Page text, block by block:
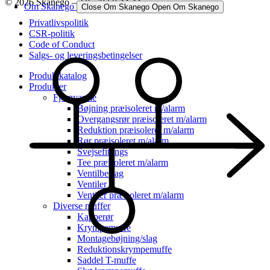
Om Skanego Close Om Skanego Open Om Skanego
Privatlivspolitik
CSR-politik
Code of Conduct
Salgs- og leveringsbetingelser
Produktkatalog
Produkter
Fjernvarme
Bøjning præisoleret m/alarm
Overgangsrør præisoleret m/alarm
Reduktion præisoleret m/alarm
Rør præisoleret m/alarm
Svejsefittings
Tee præisoleret m/alarm
Ventilbeslag
Ventiler
Ventiler præisoleret m/alarm
Diverse muffer
Kapperør
Krympemuffe
Montagebøjning/slag
Reduktionskrympemuffe
Saddel T-muffe